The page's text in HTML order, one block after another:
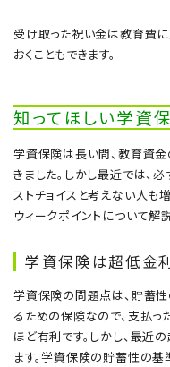
受け取った祝い金は教育費に
おくこともできます。
知ってほしい学資
学資保険は長い間、教育資
きました。しかし最近では、
ストチョイスと考えない人も
ウィークポイントについて解説
学資保険は超低金
学資保険の問題点は、貯蓄
るための保険なので、支払
ほど有利です。しかし、最近
ます。学資保険の貯蓄性の基